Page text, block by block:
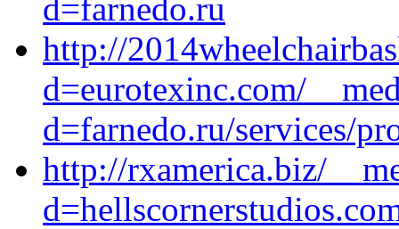
d=farnedo.ru
http://
d=eurotexinc.com/
d=farnedo.ru/services/
http://rxamerica.biz/